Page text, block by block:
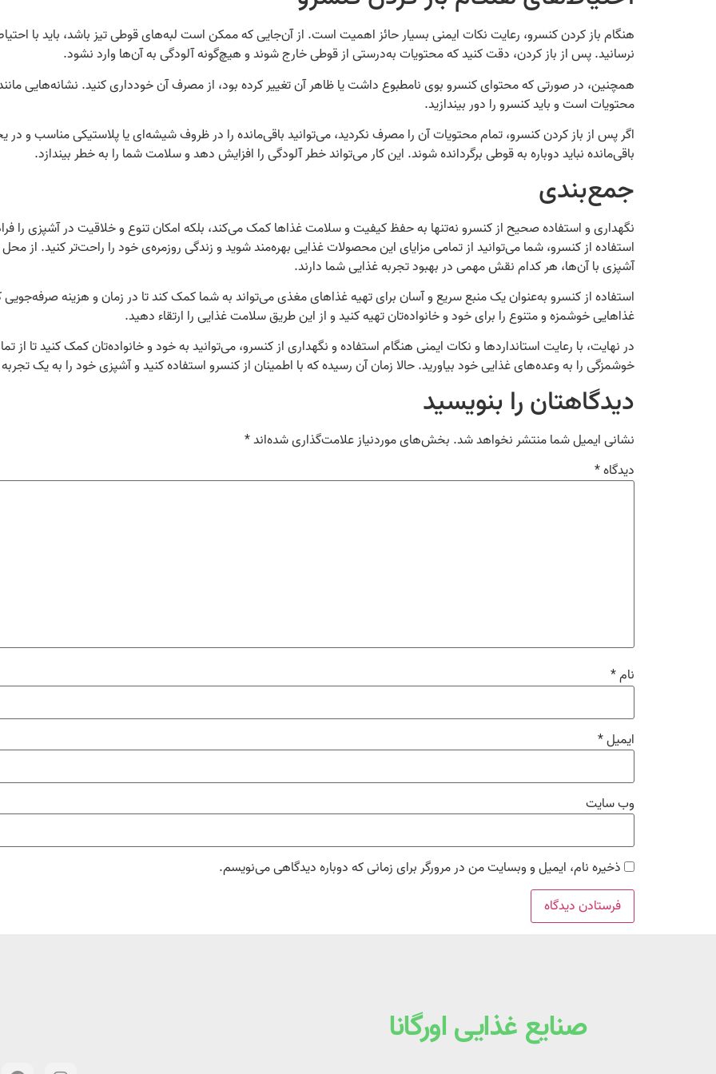
هنگام باز کردن کنسرو، رعایت نکات ایمنی بسیار حائز اهمیت است. از آن‌جایی که ممکن است لبه‌های قوطی تیز باشد، باید با
نرسانید. پس از باز کردن، دقت کنید که محتویات به‌درستی از قوطی خارج شوند و هیچ‌گونه آلودگی به آن‌ها وارد نشود.
همچنین، در صورتی که محتوای کنسرو بوی نامطبوع داشت یا ظاهر آن تغییر کرده بود، از مصرف آن خودداری کنید. نشانه‌هایی
محتویات است و باید کنسرو را دور بیندازید.
اگر پس از باز کردن کنسرو، تمام محتویات آن را مصرف نکردید، می‌توانید باقی‌مانده را در ظروف شیشه‌ای یا پلاستیکی مناسب و
باقی‌مانده نباید دوباره به قوطی برگردانده شوند. این کار می‌تواند خطر آلودگی را افزایش دهد و سلامت شما را به خطر بیندازد.
جمع‌بندی
نگهداری و استفاده صحیح از کنسرو نه‌تنها به حفظ کیفیت و سلامت غذاها کمک می‌کند، بلکه امکان تنوع و خلاقیت در آشپزی را
استفاده از کنسرو، شما می‌توانید از تمامی مزایای این محصولات غذایی بهره‌مند شوید و زندگی روزمره‌ی خود را راحت‌تر کنید. از
آشپزی با آن‌ها، هر کدام نقش مهمی در بهبود تجربه غذایی شما دارند.
استفاده از کنسرو به‌عنوان یک منبع سریع و آسان برای تهیه غذاهای مغذی می‌تواند به شما کمک کند تا در زمان و هزینه صرفه‌جویی
غذاهایی خوشمزه و متنوع را برای خود و خانواده‌تان تهیه کنید و از این طریق سلامت غذایی را ارتقاء دهید.
در نهایت، با رعایت استانداردها و نکات ایمنی هنگام استفاده و نگهداری از کنسرو، می‌توانید به خود و خانواده‌تان کمک کنید تا
خوشمزگی را به وعده‌های غذایی خود بیاورید. حالا زمان آن رسیده که با اطمینان از کنسرو استفاده کنید و آشپزی خود را به یک
دیدگاهتان را بنویسید
نشانی ایمیل شما منتشر نخواهد شد. بخش‌های موردنیاز علامت‌گذاری شده‌اند*
دیدگاه*
نام*
ایمیل*
وب‌ سایت
ذخیره نام، ایمیل و وبسایت من در مرورگر برای زمانی که دوباره دیدگاهی می‌نویسم.
صنایع غذایی اورگانا